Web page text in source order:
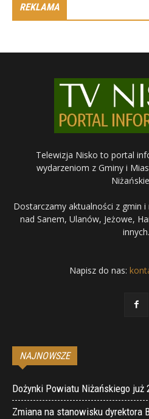
REKLAMA
Telewizja Nisko to portal
wydarzeniom z Gminy i
Dostarczamy aktualności z gmin
nad Sanem, Ulanów, Jeżowe,
innych.
Napisz do nas:
NAJNOWSZE
Dożynki Powiatu Niżańskiego już
Zmiana na stanowisku dyrektora